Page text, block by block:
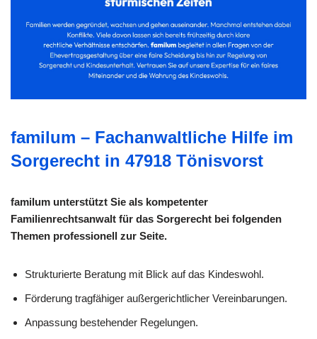
familum – Fachanwaltliche Hilfe im
Sorgerecht in 47918 Tönisvorst
familum unterstützt Sie als kompetenter
Familienrechtsanwalt für das Sorgerecht bei folgenden
Themen professionell zur Seite.
Strukturierte Beratung mit Blick auf das Kindeswohl.
Förderung tragfähiger außergerichtlicher Vereinbarungen.
Anpassung bestehender Regelungen.